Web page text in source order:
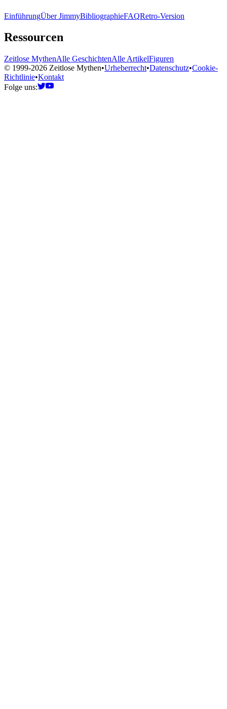
EinführungÜber JimmyBibliographieFAQRetro-Version
Ressourcen
Zeitlose MythenAlle GeschichtenAlle ArtikelFiguren
© 1999-2026 Zeitlose Mythen•Urheberrecht•Datenschutz•Cookie-
Richtlinie•Kontakt
Folge uns: